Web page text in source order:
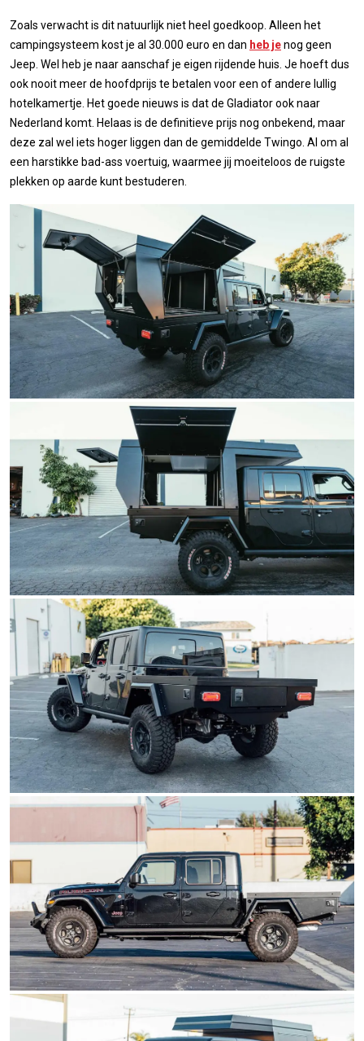
Zoals verwacht is dit natuurlijk niet heel goedkoop. Alleen het
campingsysteem kost je al 30.000 euro en dan heb jenog geen
Jeep. Wel heb je naar aanschaf je eigen rijdende huis. Je hoeft dus
ook nooit meer de hoofdprijs te betalen voor een of andere lullig
hotelkamertje. Het goede nieuws is dat de Gladiator ook naar
Nederland komt. Helaas is de definitieve prijs nog onbekend, maar
deze zal wel iets hoger liggen dan de gemiddelde Twingo. Al om al
een harstikke bad-ass voertuig, waarmee jij moeiteloos de ruigste
plekken op aarde kunt bestuderen.